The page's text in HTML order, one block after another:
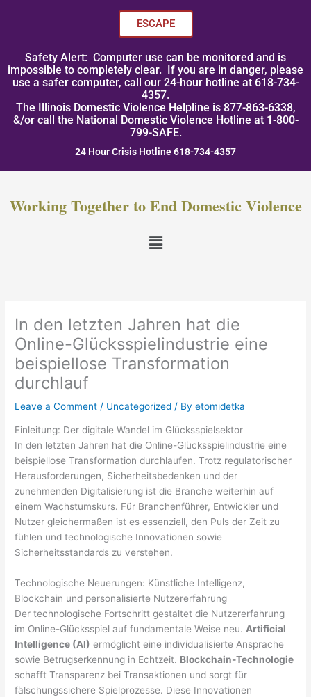
ESCAPE
Safety Alert: Computer use can be monitored and is
impossible to completely clear. If you are in danger, please
use a safer computer, call our 24-hour hotline at 618-734-
4357.
The Illinois Domestic Violence Helpline is 877-863-6338,
&/or call the National Domestic Violence Hotline at 1-800-
799-SAFE.
24 Hour Crisis Hotline 618-734-4357
Working Together to End Domestic Violence
Menu
In den letzten Jahren hat die
Online-Glücksspielindustrie eine
beispiellose Transformation
durchlauf
Leave a Comment / Uncategorized / Byetomidetka
Einleitung: Der digitale Wandel im Glücksspielsektor
In den letzten Jahren hat die Online-Glücksspielindustrie eine
beispiellose Transformation durchlaufen. Trotz regulatorischer
Herausforderungen, Sicherheitsbedenken und der
zunehmenden Digitalisierung ist die Branche weiterhin auf
einem Wachstumskurs. Für Branchenführer, Entwickler und
Nutzer gleichermaßen ist es essenziell, den Puls der Zeit zu
fühlen und technologische Innovationen sowie
Sicherheitsstandards zu verstehen.
Technologische Neuerungen: Künstliche Intelligenz,
Blockchain und personalisierte Nutzererfahrung
Der technologische Fortschritt gestaltet die Nutzererfahrung
im Online-Glücksspiel auf fundamentale Weise neu. Artificial
Intelligence (AI) ermöglicht eine individualisierte Ansprache
sowie Betrugserkennung in Echtzeit. Blockchain-Technologie
schafft Transparenz bei Transaktionen und sorgt für
fälschungssichere Spielprozesse. Diese Innovationen